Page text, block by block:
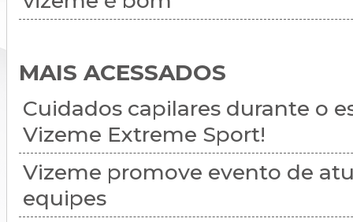
MAIS ACESSADOS
Cuidados capilares durante o
Vizeme Extreme Sport!
Vizeme promove evento de
equipes